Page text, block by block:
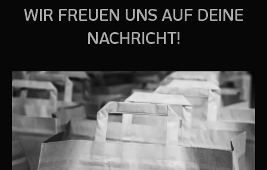
WIR FREUEN UNS AUF DEINE
NACHRICHT!